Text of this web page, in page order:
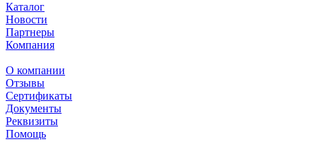
Каталог
Новости
Партнеры
Компания
О компании
Отзывы
Сертификаты
Документы
Реквизиты
Помощь